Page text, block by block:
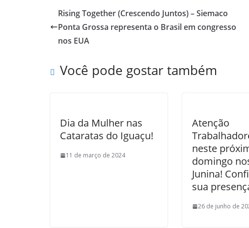
b
o
o
er e
Rising Together (Crescendo Juntos) – Siemaco
Ponta Grossa representa o Brasil em congresso
nos EUA
Você pode gostar também
Dia da Mulher nas
Cataratas do Iguaçu!
11 de março de 2024
Atenção
neste
domingo
Junina!
sua
26 de junho de